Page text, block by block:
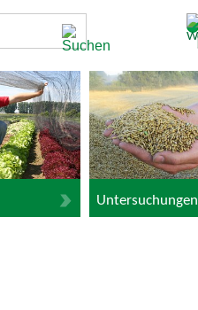
Untersuchungen